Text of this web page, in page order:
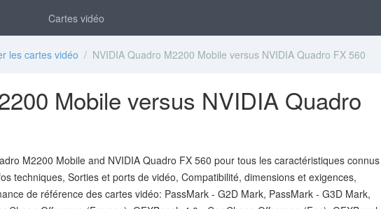
Cartes vidéo
les cartes vidéo / NVIDIA Quadro M2200 Mobile versus NVIDIA Quadro FX 560
Mobile versus NVIDIA Quadro
M2200 Mobile and NVIDIA Quadro FX 560 pour tous les caractéristiques connus
techniques, Sorties et ports de vidéo, Compatibilité, dimensions et exigences,
de référence des cartes vidéo: PassMark - G2D Mark, PassMark - G3D Mark,